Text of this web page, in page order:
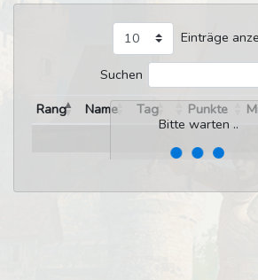
Einträge
Suchen
Bitte warten ..
Rang Name Tag Punkte